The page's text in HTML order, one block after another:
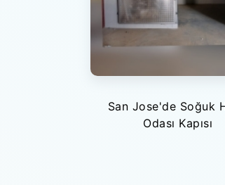
San Jose'de Soğuk
Odası Kapısı